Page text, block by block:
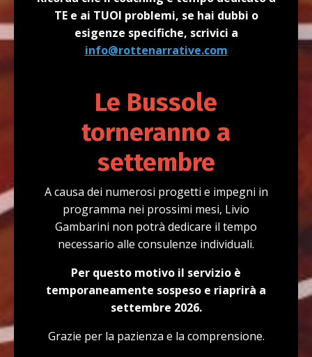
TE e ai TUOI problemi, se hai dubbi o
esigenze specifiche, scrivici a
info@rottenarrative.com
Le Bussole
torneranno a
settembre
A causa dei numerosi progetti e impegni in
programma nei prossimi mesi, Livio
Gambarini non potrà dedicare il tempo
necessario alle consulenze individuali.
Per questo motivo il servizio è
temporaneamente sospeso e riaprirà a
settembre 2026.
Grazie per la pazienza e la comprensione.